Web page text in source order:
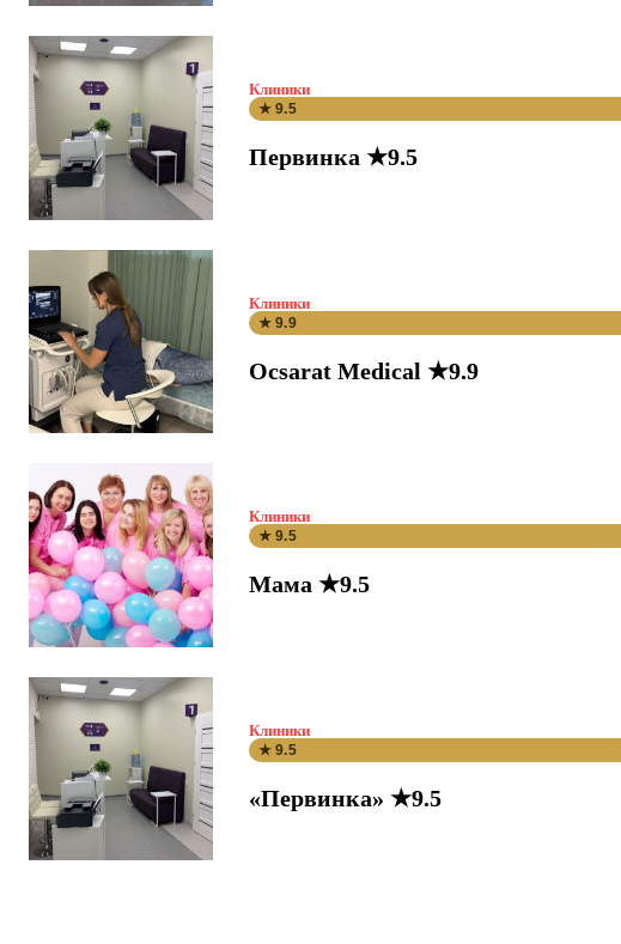
Клиники
★ 9.5
Первинка ★9.5
Клиники
★ 9.9
Ocsarat Medical ★9.9
Клиники
★ 9.5
Мама ★9.5
Клиники
★ 9.5
«Первинка» ★9.5